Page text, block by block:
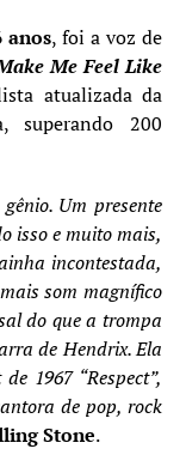
anos, foi a voz de
Me Feel Like
atualizada da
superando 200
Um presente
isso e muito mais,
incontestada,
som magnífico
do que a trompa
de Hendrix. Ela
1967 “Respect”,
de pop, rock
Stone.